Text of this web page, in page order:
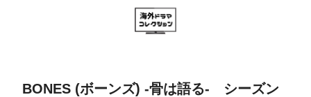
BONES (ボーンズ) -骨は語る- シーズン